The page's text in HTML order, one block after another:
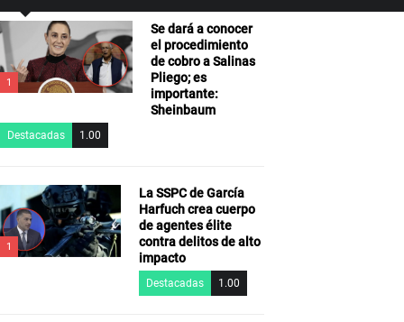
1
Se dará a conocer
el procedimiento
de cobro a Salinas
Pliego; es
importante:
Sheinbaum
Destacadas 1.00
1
La SSPC de García
Harfuch crea cuerpo
de agentes élite
contra delitos de alto
impacto
Destacadas 1.00